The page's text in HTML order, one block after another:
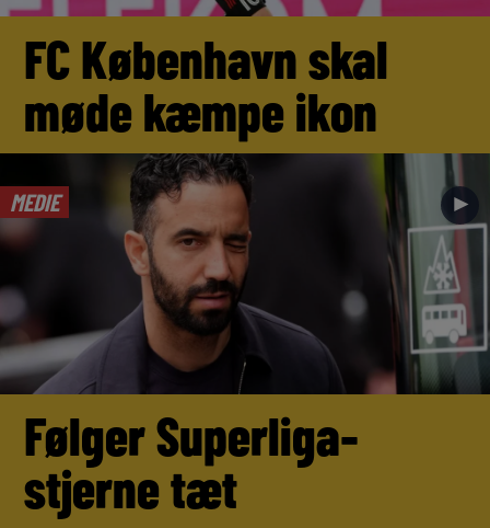
FC København skal
møde kæmpe ikon
MEDIE ►
Følger Superliga-
stjerne tæt